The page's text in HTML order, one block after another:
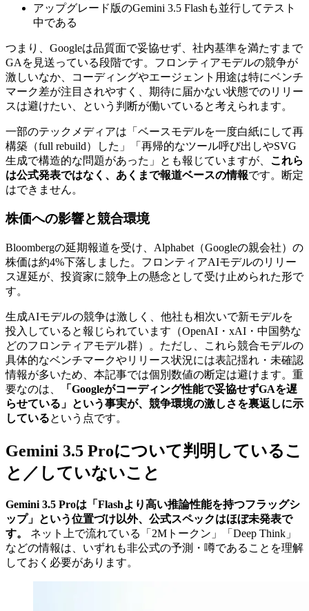
アップグレード版のGemini 3.5 Flashも並行してテスト
中である
つまり、Googleは品質面で妥協せず、社内基準を満たすまで
GAを見送っている段階です。フロンティアモデルの競争が
激しいなか、コーディングやエージェント用途は特にベンチ
マーク差が注目されやすく、期待に届かない状態でのリリー
スは避けたい、という判断が働いていると考えられます。
一部のテックメディアは「ベースモデルを一度白紙にして再
構築（full rebuild）した」「再帰的なツール呼び出しやSVG
生成で構造的な問題があった」とも報じていますが、 これら
は公式発表ではなく、あくまで報道ベースの情報です。断定
はできません。
株価への影響と競合環境
Bloombergの延期報道を受け、Alphabet（Googleの親会社）の
株価は約4%下落しました。フロンティアAIモデルのリリー
ス遅延が、投資家に競争上の懸念として受け止められた形で
す。
生成AIモデルの競争は激しく、他社も相次いで新モデルを
投入していると報じられています（OpenAI・xAI・中国勢な
どのフロンティアモデル群）。ただし、これら競合モデルの
具体的なベンチマークやリリース状況には表記揺れ・未確認
情報が多いため、本記事では個別数値の断定は避けます。重
要なのは、
「Googleがコーディング性能で妥協せずGAを遅
らせている」という事実が、競争環境の激しさを裏返しに示
しているという点です。
Gemini 3.5 Proについて判明しているこ
と／していないこと
Gemini 3.5 Proは「Flashより高い推論性能を持つフラッグシ
ップ」という位置づけ以外、公式スペックはほぼ未発表で
す。
ネット上で流れている「2Mトークン」「Deep Think」
などの情報は、いずれも非公式の予測・噂であることを理解
しておく必要があります。